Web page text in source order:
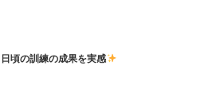
日頃の訓練の成果を実感